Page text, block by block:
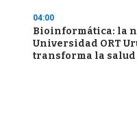
04:00
Bioinformática: la
Universidad ORT
transforma la